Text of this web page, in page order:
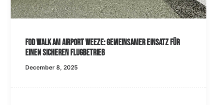
FOD Walk am Airport Weeze: Gemeinsamer Einsatz für
einen sicheren Flugbetrieb
December 8, 2025